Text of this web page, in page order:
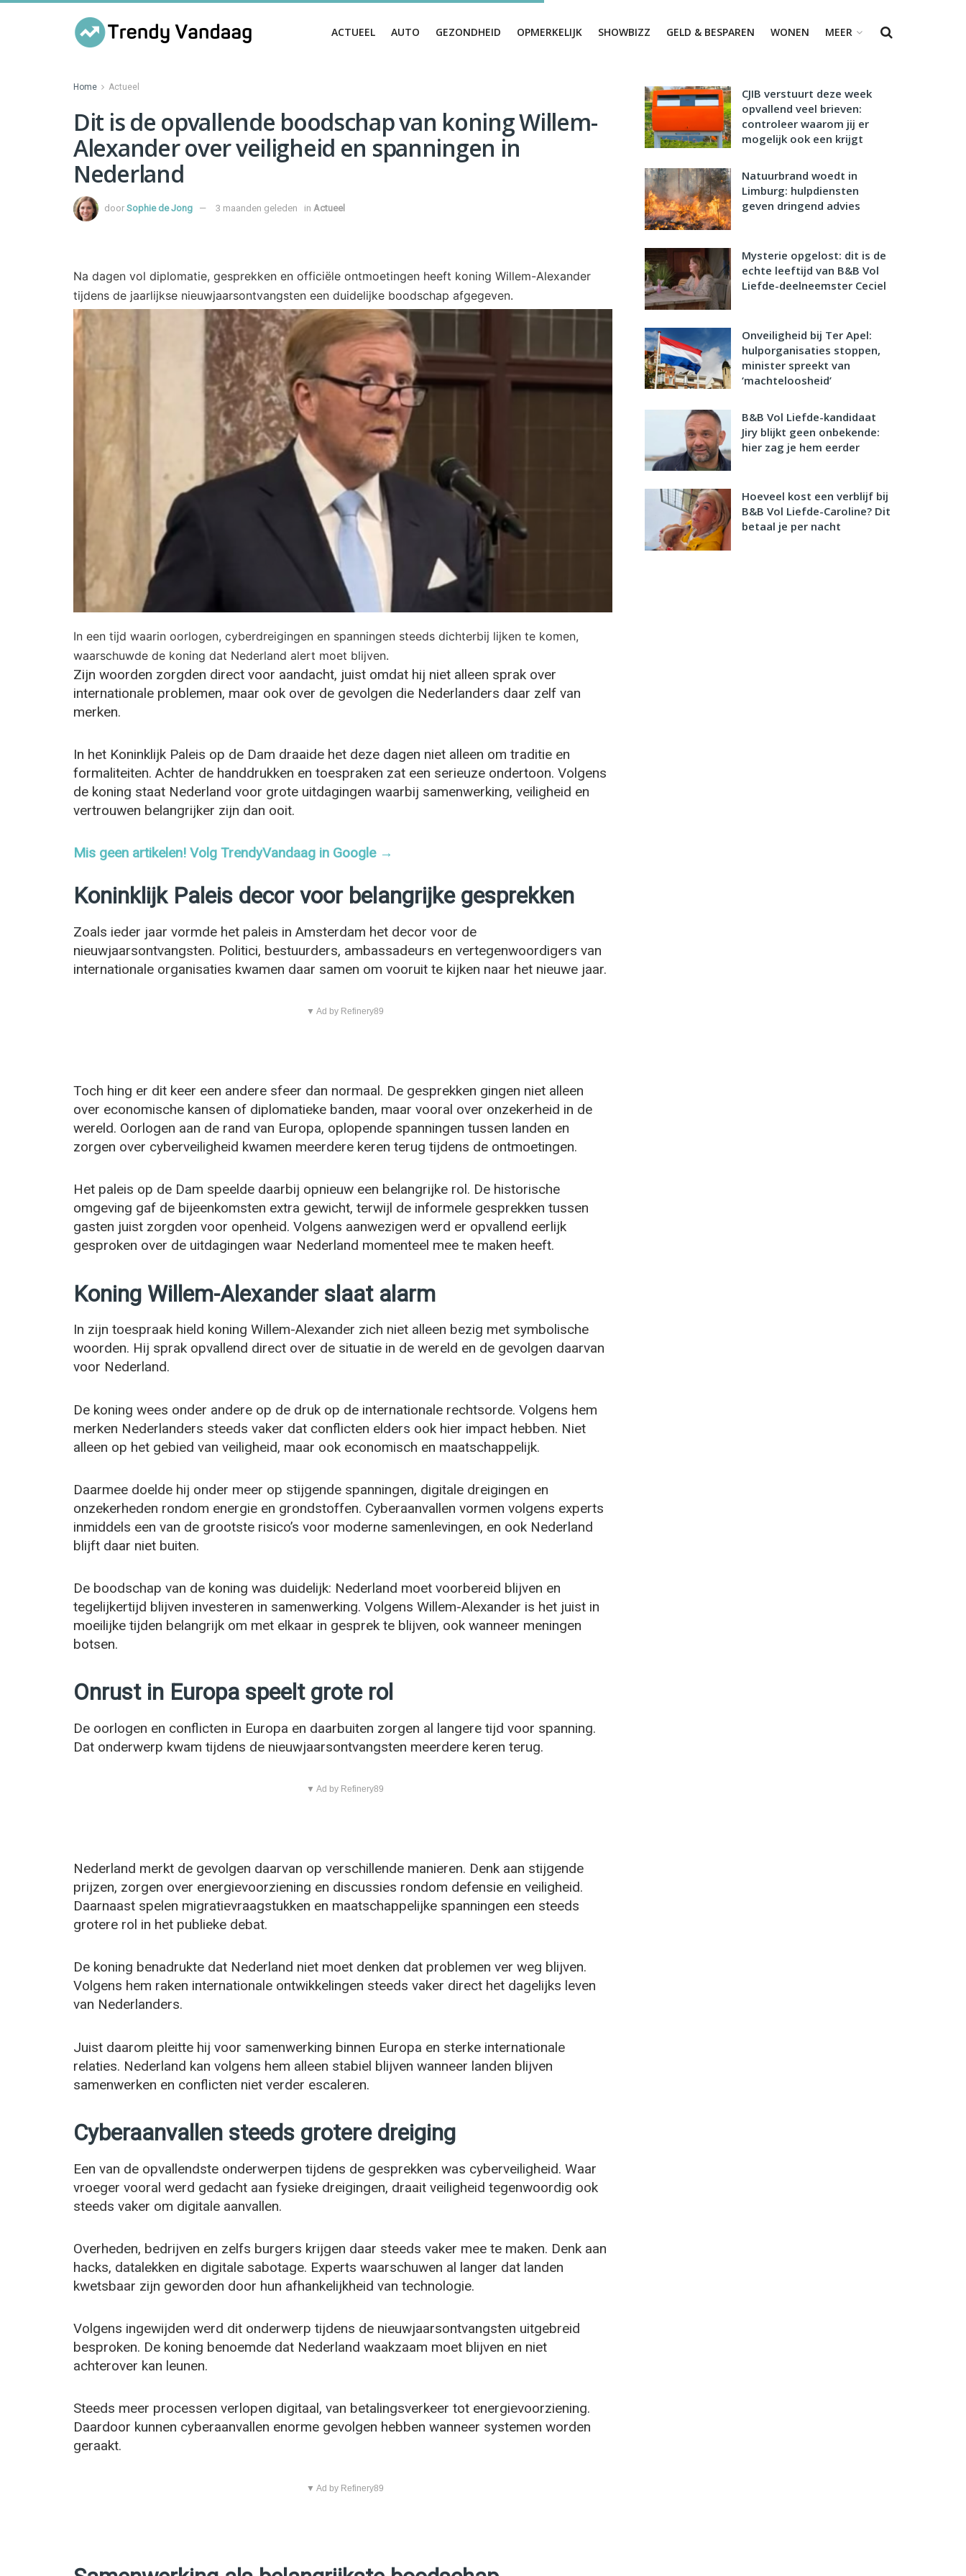
ACTUEEL AUTO GEZONDHEID OPMERKELIJK SHOWBIZZ GELD & BESPAREN WONEN MEER
Home Actueel
Dit is de opvallende boodschap van koning Willem-
Alexander over veiligheid en spanningen in
Nederland
door Sophie de Jong 3 maanden geleden in Actueel
Na dagen vol diplomatie, gesprekken en officiële ontmoetingen heeft koning Willem-Alexander
tijdens de jaarlijkse nieuwjaarsontvangsten een duidelijke boodschap afgegeven.
In een tijd waarin oorlogen, cyberdreigingen en spanningen steeds dichterbij lijken te komen,
waarschuwde de koning dat Nederland alert moet blijven.
Zijn woorden zorgden direct voor aandacht, juist omdat hij niet alleen sprak over
internationale problemen, maar ook over de gevolgen die Nederlanders daar zelf van
merken.
In het Koninklijk Paleis op de Dam draaide het deze dagen niet alleen om traditie en
formaliteiten. Achter de handdrukken en toespraken zat een serieuze ondertoon. Volgens
de koning staat Nederland voor grote uitdagingen waarbij samenwerking, veiligheid en
vertrouwen belangrijker zijn dan ooit.
Mis geen artikelen! Volg TrendyVandaag in Google →
Koninklijk Paleis decor voor belangrijke gesprekken
Zoals ieder jaar vormde het paleis in Amsterdam het decor voor de
nieuwjaarsontvangsten. Politici, bestuurders, ambassadeurs en vertegenwoordigers van
internationale organisaties kwamen daar samen om vooruit te kijken naar het nieuwe jaar.
▼ Ad by Refinery89
Toch hing er dit keer een andere sfeer dan normaal. De gesprekken gingen niet alleen
over economische kansen of diplomatieke banden, maar vooral over onzekerheid in de
wereld. Oorlogen aan de rand van Europa, oplopende spanningen tussen landen en
zorgen over cyberveiligheid kwamen meerdere keren terug tijdens de ontmoetingen.
Het paleis op de Dam speelde daarbij opnieuw een belangrijke rol. De historische
omgeving gaf de bijeenkomsten extra gewicht, terwijl de informele gesprekken tussen
gasten juist zorgden voor openheid. Volgens aanwezigen werd er opvallend eerlijk
gesproken over de uitdagingen waar Nederland momenteel mee te maken heeft.
Koning Willem-Alexander slaat alarm
In zijn toespraak hield koning Willem-Alexander zich niet alleen bezig met symbolische
woorden. Hij sprak opvallend direct over de situatie in de wereld en de gevolgen daarvan
voor Nederland.
De koning wees onder andere op de druk op de internationale rechtsorde. Volgens hem
merken Nederlanders steeds vaker dat conflicten elders ook hier impact hebben. Niet
alleen op het gebied van veiligheid, maar ook economisch en maatschappelijk.
Daarmee doelde hij onder meer op stijgende spanningen, digitale dreigingen en
onzekerheden rondom energie en grondstoffen. Cyberaanvallen vormen volgens experts
inmiddels een van de grootste risico’s voor moderne samenlevingen, en ook Nederland
blijft daar niet buiten.
De boodschap van de koning was duidelijk: Nederland moet voorbereid blijven en
tegelijkertijd blijven investeren in samenwerking. Volgens Willem-Alexander is het juist in
moeilijke tijden belangrijk om met elkaar in gesprek te blijven, ook wanneer meningen
botsen.
Onrust in Europa speelt grote rol
De oorlogen en conflicten in Europa en daarbuiten zorgen al langere tijd voor spanning.
Dat onderwerp kwam tijdens de nieuwjaarsontvangsten meerdere keren terug.
▼ Ad by Refinery89
Nederland merkt de gevolgen daarvan op verschillende manieren. Denk aan stijgende
prijzen, zorgen over energievoorziening en discussies rondom defensie en veiligheid.
Daarnaast spelen migratievraagstukken en maatschappelijke spanningen een steeds
grotere rol in het publieke debat.
De koning benadrukte dat Nederland niet moet denken dat problemen ver weg blijven.
Volgens hem raken internationale ontwikkelingen steeds vaker direct het dagelijks leven
van Nederlanders.
Juist daarom pleitte hij voor samenwerking binnen Europa en sterke internationale
relaties. Nederland kan volgens hem alleen stabiel blijven wanneer landen blijven
samenwerken en conflicten niet verder escaleren.
Cyberaanvallen steeds grotere dreiging
Een van de opvallendste onderwerpen tijdens de gesprekken was cyberveiligheid. Waar
vroeger vooral werd gedacht aan fysieke dreigingen, draait veiligheid tegenwoordig ook
steeds vaker om digitale aanvallen.
Overheden, bedrijven en zelfs burgers krijgen daar steeds vaker mee te maken. Denk aan
hacks, datalekken en digitale sabotage. Experts waarschuwen al langer dat landen
kwetsbaar zijn geworden door hun afhankelijkheid van technologie.
Volgens ingewijden werd dit onderwerp tijdens de nieuwjaarsontvangsten uitgebreid
besproken. De koning benoemde dat Nederland waakzaam moet blijven en niet
achterover kan leunen.
Steeds meer processen verlopen digitaal, van betalingsverkeer tot energievoorziening.
Daardoor kunnen cyberaanvallen enorme gevolgen hebben wanneer systemen worden
geraakt.
▼ Ad by Refinery89
CJIB verstuurt deze week
opvallend veel brieven:
controleer waarom jij er
mogelijk ook een krijgt
Natuurbrand woedt in
Limburg: hulpdiensten
geven dringend advies
Mysterie opgelost: dit is de
echte leeftijd van B&B Vol
Liefde-deelneemster Ceciel
Onveiligheid bij Ter Apel:
hulporganisaties stoppen,
minister spreekt van
‘machteloosheid’
B&B Vol Liefde-kandidaat
Jiry blijkt geen onbekende:
hier zag je hem eerder
Hoeveel kost een verblijf bij
B&B Vol Liefde-Caroline? Dit
betaal je per nacht